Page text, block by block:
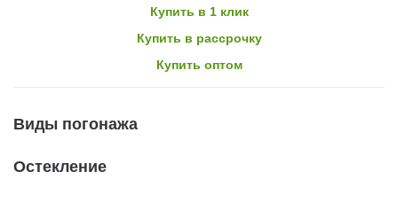
Купить в 1 клик
Купить в рассрочку
Купить оптом
Виды погонажа
Остекление